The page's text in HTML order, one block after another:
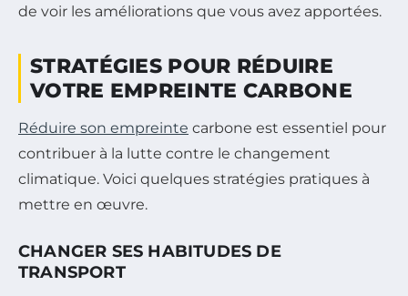
de voir les améliorations que vous avez apportées.
STRATÉGIES POUR RÉDUIRE
VOTRE EMPREINTE CARBONE
Réduire son empreinte carbone est essentiel pour
contribuer à la lutte contre le changement
climatique. Voici quelques stratégies pratiques à
mettre en œuvre.
CHANGER SES HABITUDES DE
TRANSPORT